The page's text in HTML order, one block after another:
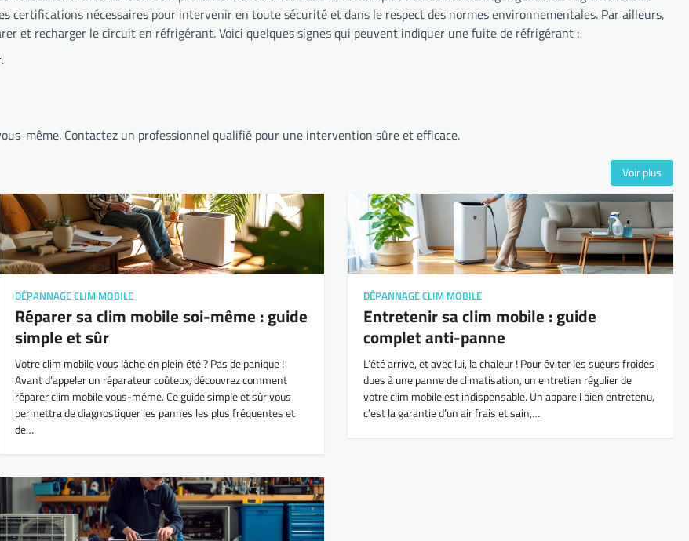
et recharger le circuit en réfrigérant. Voici quelques signes qui peuvent indiquer une fuite de réfrigérant :
Finalement, ne tentez jamais de réparer une fuite de réfrigérant vous-même. Contactez un professionnel qualifié pour une intervention sûre et efficace.
Voir plus
DÉPANNAGE CLIM MOBILE
Réparer sa clim mobile soi-même : guide
simple et sûr
Votre clim mobile vous lâche en plein été ? Pas de panique !
Avant d’appeler un réparateur coûteux, découvrez comment
réparer clim mobile vous-même. Ce guide simple et sûr vous
permettra de diagnostiquer les pannes les plus fréquentes et
de…
DÉPANNAGE CLIM MOBILE
Entretenir sa clim mobile : guide
complet anti-panne
L’été arrive, et avec lui, la chaleur ! Pour éviter les sueurs froides
dues à une panne de climatisation, un entretien régulier de
votre clim mobile est indispensable. Un appareil bien entretenu,
c’est la garantie d’un air frais et sain,…